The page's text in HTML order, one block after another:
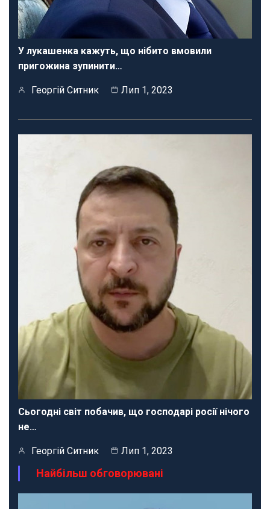
У лукашенка кажуть, що нібито вмовили
пригожина зупинити…
Георгій Ситник Лип 1, 2023
Сьогодні світ побачив, що господарі росії нічого
не…
Георгій Ситник Лип 1, 2023
Найбільш обговорювані